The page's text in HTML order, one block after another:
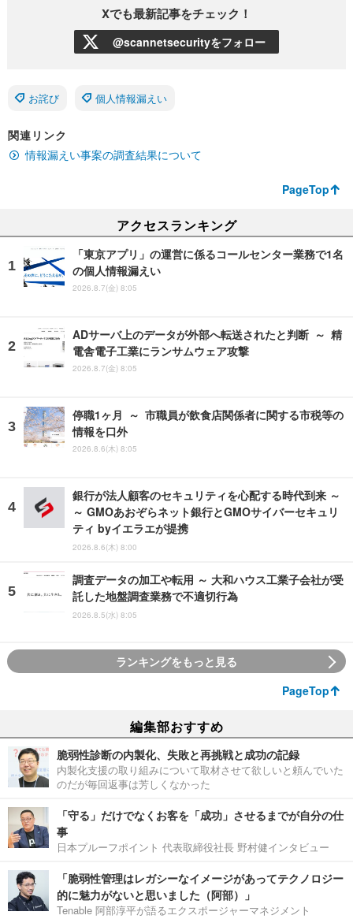
Xでも最新記事をチェック！
@scannetsecurityをフォロー
お詫び 個人情報漏えい
関連リンク
情報漏えい事案の調査結果について
PageTop
アクセスランキング
「東京アプリ」の運営に係るコールセンター業務で1名
の個人情報漏えい
2026.8.7(金) 8:05
ADサーバ上のデータが外部へ転送されたと判断 ～ 精
電舎電子工業にランサムウェア攻撃
2026.8.7(金) 8:05
停職1ヶ月 ～ 市職員が飲食店関係者に関する市税等の
情報を口外
2026.8.6(木) 8:05
銀行が法人顧客のセキュリティを心配する時代到来 ～
～ GMOあおぞらネット銀行とGMOサイバーセキュリ
ティ byイエラエが提携
2026.8.6(木) 8:00
調査データの加工や転用 ～ 大和ハウス工業子会社が受
託した地盤調査業務で不適切行為
2026.8.5(水) 8:05
ランキングをもっと見る
PageTop
編集部おすすめ
脆弱性診断の内製化、失敗と再挑戦と成功の記録
内製化支援の取り組みについて取材させて欲しいと頼んでいた
のだが毎回返事は芳しくなかった
「守る」だけでなくお客を「成功」させるまでが自分の仕
事
日本プルーフポイント 代表取締役社長 野村健インタビュー
「脆弱性管理はレガシーなイメージがあってテクノロジー
的に魅力がないと思いました（阿部）」
Tenable 阿部淳平が語るエクスポージャーマネジメント